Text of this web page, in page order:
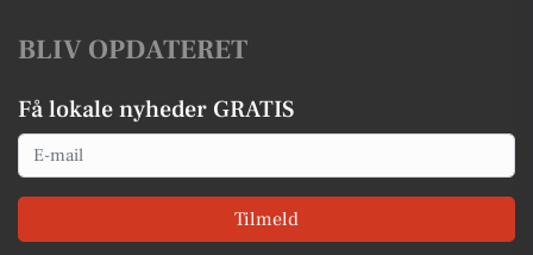
BLIV OPDATERET
Få lokale nyheder GRATIS
Email
Tilmeld